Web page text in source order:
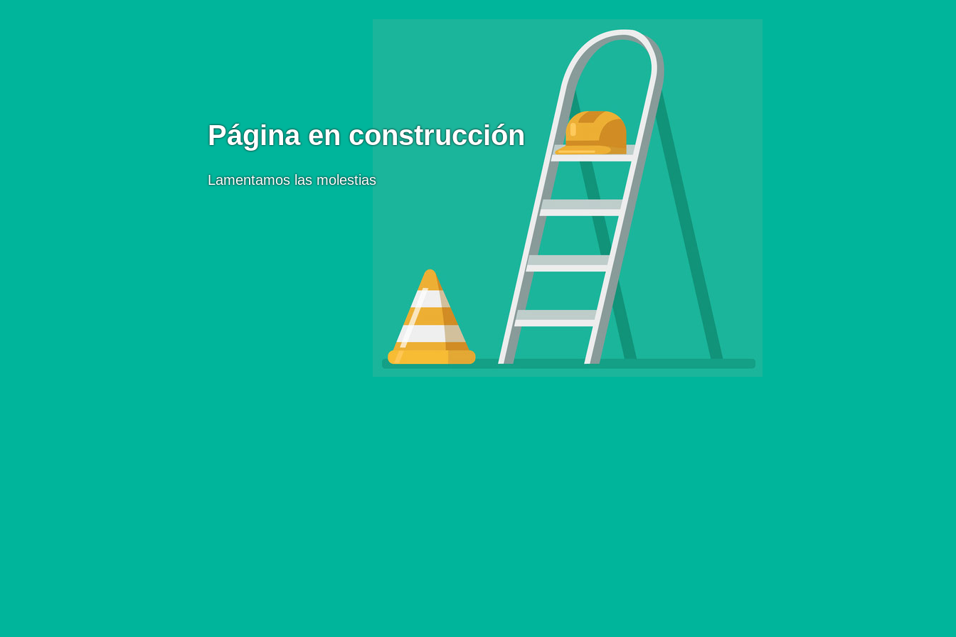
Página en construcción
Lamentamos las molestias